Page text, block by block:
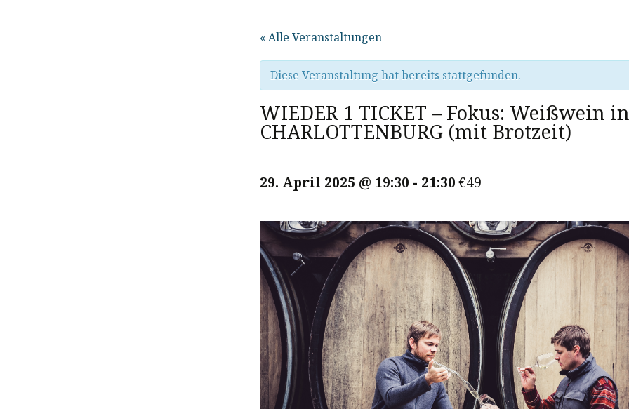
« Alle Veranstaltungen
Diese Veranstaltung hat bereits stattgefunden.
WIEDER 1 TICKET – Fokus: Weißwein in
CHARLOTTENBURG (mit Brotzeit)
29. April 2025 @ 19:30 - 21:30€49